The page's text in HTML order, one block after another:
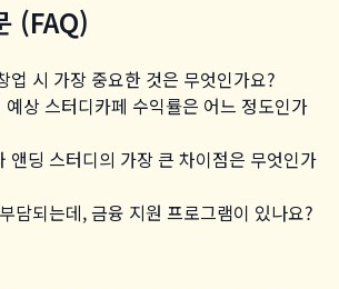
(FAQ)
업 시 가장 중요한 것은 무엇인가요?
상 스터디카페 수익률은 어느 정도인가
앤딩 스터디의 가장 큰 차이점은 무엇인가
담되는데, 금융 지원 프로그램이 있나요?